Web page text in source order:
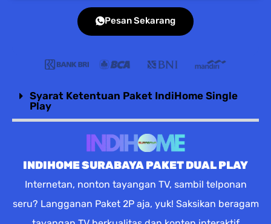
Pesan Sekarang
Syarat Ketentuan Paket IndiHome Single
Play
INDIHOME SURABAYA PAKET DUAL PLAY
Internetan, nonton tayangan TV, sambil telponan
seru? Langganan Paket 2P aja, yuk! Saksikan beragam